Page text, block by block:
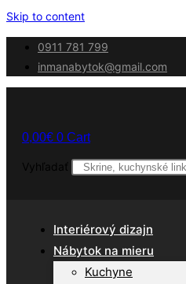
Skip to content
0911 781 799
inmanabytok@gmail.com
0,00€ 0 Cart
Vyhľadať
Interiérový dizajn
Nábytok na mieru
Kuchyne